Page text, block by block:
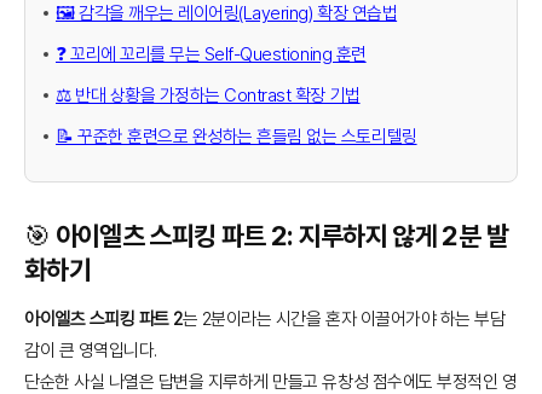
🖼️ 감각을 깨우는 레이어링(Layering) 확장 연습법
❓ 꼬리에 꼬리를 무는 Self-Questioning 훈련
⚖️ 반대 상황을 가정하는 Contrast 확장 기법
📝 꾸준한 훈련으로 완성하는 흔들림 없는 스토리텔링
🎯 아이엘츠 스피킹 파트 2: 지루하지 않게 2분 발
화하기
아이엘츠 스피킹 파트 2는 2분이라는 시간을 혼자 이끌어가야 하는 부담
감이 큰 영역입니다.
단순한 사실 나열은 답변을 지루하게 만들고 유창성 점수에도 부정적인 영